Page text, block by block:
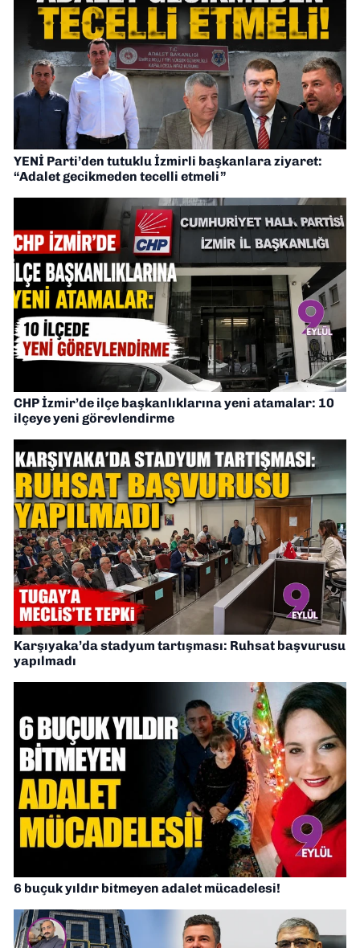
YENİ Parti’den tutuklu İzmirli başkanlara ziyaret:
“Adalet gecikmeden tecelli etmeli”
CHP İzmir’de ilçe başkanlıklarına yeni atamalar: 10
ilçeye yeni görevlendirme
Karşıyaka’da stadyum tartışması: Ruhsat başvurusu
yapılmadı
6 buçuk yıldır bitmeyen adalet mücadelesi!